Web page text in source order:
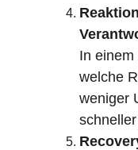
In
welche
weniger